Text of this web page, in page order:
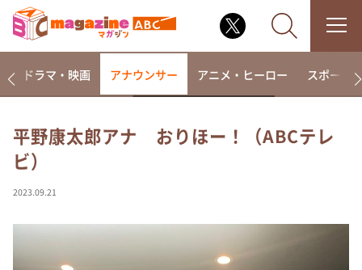
相席食堂
ドラマ・映画 アナウンサー アニメ・ヒーロー スポーツ
平野康太郎アナ おりほー！（ABCテレ
ビ）
2023.09.21